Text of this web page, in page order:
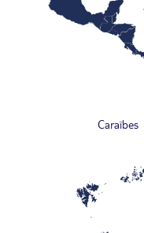
Caraïbes